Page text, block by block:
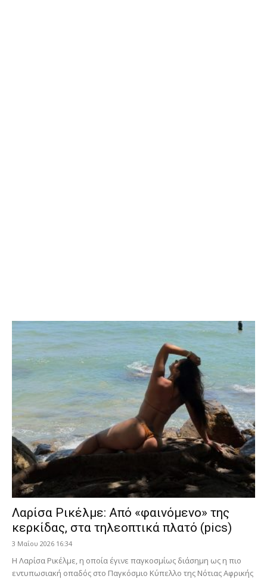
Λαρίσα Ρικέλμε: Από «φαινόμενο» της
κερκίδας, στα τηλεοπτικά πλατό (pics)
3 Μαΐου 2026 16:34
Η Λαρίσα Ρικέλμε, η οποία έγινε παγκοσμίως διάσημη ως η πιο
εντυπωσιακή οπαδός στο Παγκόσμιο Κύπελλο της Νότιας Αφρικής